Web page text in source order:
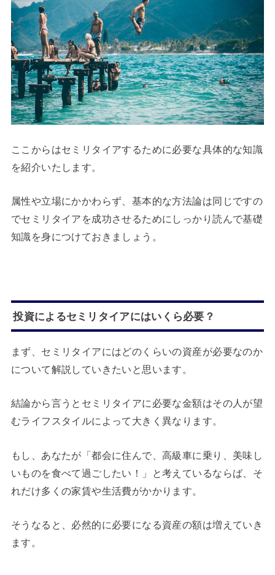
ここからはセミリタイアするために必要な具体的な知識
を紹介いたします。
属性や立場にかかわらず、基本的な方法論は同じですの
でセミリタイアを成功させるためにしっかり読んで基礎
知識を身につけておきましょう。
投資によるセミリタイアにはいくら必要？
まず、セミリタイアにはどのくらいの資産が必要なのか
について解説していきたいと思います。
結論から言うとセミリタイアに必要な金額はその人が望
むライフスタイルによって大きく異なります。
もし、あなたが「都会に住んで、高級車に乗り、美味し
いものを食べて過ごしたい！」と考えているならば、そ
れだけ多くの家賃や生活費がかかります。
そうなると、必然的に必要になる資産の額は増えていき
ます。